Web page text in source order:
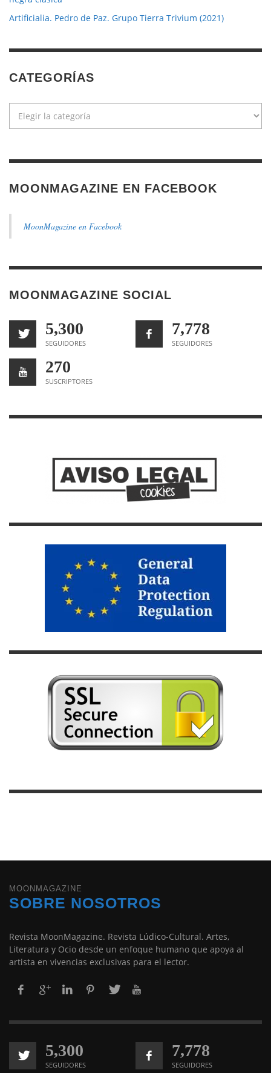
Artificialia. Pedro de Paz. Grupo Tierra Trivium (2021)
CATEGORÍAS
MOONMAGAZINE EN FACEBOOK
MoonMagazine en Facebook
MOONMAGAZINE SOCIAL
5,300
SEGUIDORES
7,778
SEGUIDORES
270
SUSCRIPTORES
MOONMAGAZINE
SOBRE NOSOTROS
Revista MoonMagazine. Revista Lúdico-Cultural. Artes,
Literatura y Ocio desde un enfoque humano que apoya al
artista en vivencias exclusivas para el lector.
5,300
SEGUIDORES
7,778
SEGUIDORES